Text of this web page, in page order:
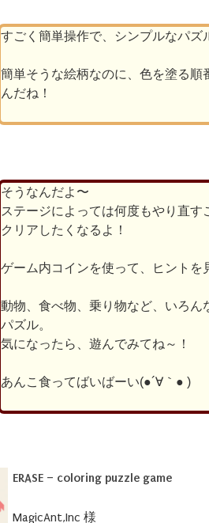
すごく簡単操作で、シンプルなパズ
簡単そうな絵柄なのに、色を塗る順
んだね！
そうなんだよ〜
ステージによっては何度もやり直
クリアしたくなるよ！
ゲーム内コインを使って、ヒントを
動物、食べ物、乗り物など、いろん
パズル。
気になったら、遊んでみてね～！
あんこ食ってばいばーい(●´∀｀● )
ERASE – coloring puzzle game
MagicAnt,Inc 様